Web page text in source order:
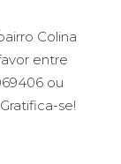
Colina
entre
ou
se!